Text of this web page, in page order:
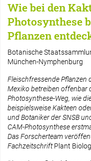
Wie bei den
Photosynthese
Pflanzen
Botanische
München-Nymphenburg
Fleischfressende Pflanzen
Mexiko betreiben offenbar
Photosynthese-Weg, wie
beispielsweise Kakteen
und Botaniker der SNSB
CAM-Photosynthese
Das Forscherteam
FachzeitschriftPlant